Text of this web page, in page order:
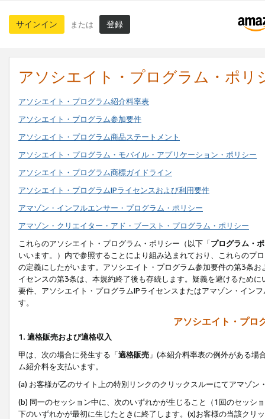
サインイン または 登録
アソシエイト・プログラム・ポリ
アソシエイト・プログラム紹介料率表
アソシエイト・プログラム参加要件
アソシエイト・プログラム商品ステートメント
アソシエイト・プログラム・モバイル・アプリケーション・ポリシー
アソシエイト・プログラム商標ガイドライン
アソシエイト・プログラムIPライセンスおよび利用要件
アマゾン・インフルエンサー・プログラム・ポリシー
アマゾン・クリエイター・アド・ブースト・プログラム・ポリシー
これらのアソシエイト・プログラム・ポリシー（以下「プログラム・
いいます。）内で参照することにより組み込まれており、これらのプ
の定義にしたがいます。アソシエイト・プログラム参加要件の第3条
イセンスの第3条は、本規約終了後も存続します。疑義を避けるため
要件、アソシエイト・プログラムIPライセンスまたはアマゾン・イン
す。
アソシエイト・プロ
1. 適格販売および適格収入
甲は、次の場合に発生する「適格販売 」(本紹介料率表の例外がある
ム紹介料を支払います。
(a) お客様が乙のサイト上の特別リンクのクリックスルーにてアマゾン
(b) 同一のセッション中に、次のいずれかが生じること（1回のセッシ
下のいずれかが最初に生じたときに終了します。(x)お客様の当該ク